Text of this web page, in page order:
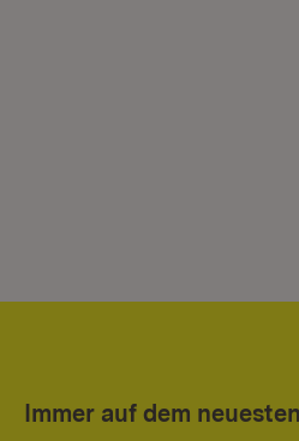
Immer auf dem